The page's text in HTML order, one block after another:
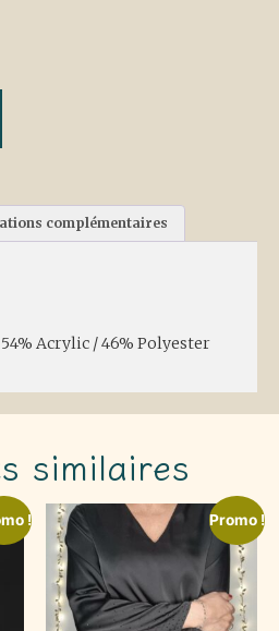
complémentaires
Acrylic / 46% Polyester
similaires
! Promo !